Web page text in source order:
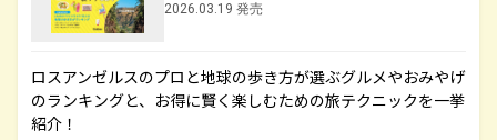
2026.03.19 発売
ロスアンゼルスのプロと地球の歩き方が選ぶグルメやおみやげ
のランキングと、お得に賢く楽しむための旅テクニックを一挙
紹介！